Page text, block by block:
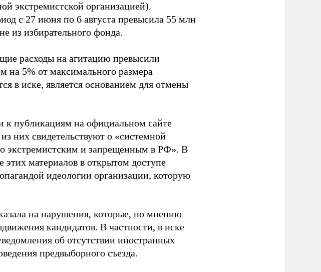
экстремистской организацией).
с 27 июня по 6 августа превысила 55 млн
из избирательного фонда.
расходы на агитацию превысили
на 5% от максимального размера
в иске, является основанием для отмены
к публикациям на официальном сайте
них свидетельствуют о «системной
экстремистским и запрещенным в РФ». В
этих материалов в открытом доступе
идеологии организации, которую
на нарушения, которые, по мнению
кандидатов. В частности, в иске
об отсутствии иностранных
предвыборного съезда.